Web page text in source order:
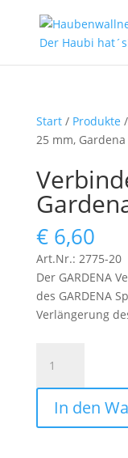
Start/ Produkte /
25 mm, Gardena
€6,60
Art.Nr.: 2775-20
Der GARDENA
des GARDENA
Verlängerung
mm,
Gardena
Menge
In den